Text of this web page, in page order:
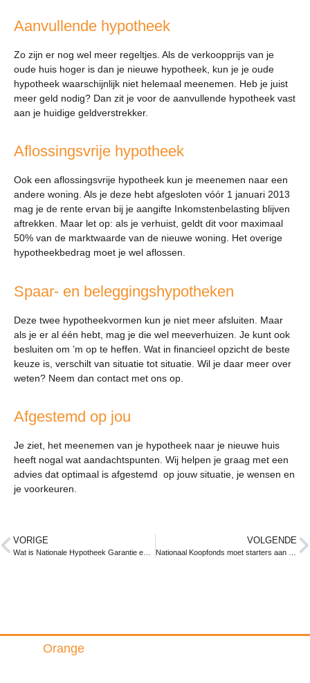
Aanvullende hypotheek
Zo zijn er nog wel meer regeltjes. Als de verkoopprijs van je
oude huis hoger is dan je nieuwe hypotheek, kun je je oude
hypotheek waarschijnlijk niet helemaal meenemen. Heb je juist
meer geld nodig? Dan zit je voor de aanvullende hypotheek vast
aan je huidige geldverstrekker.
Aflossingsvrije hypotheek
Ook een aflossingsvrije hypotheek kun je meenemen naar een
andere woning. Als je deze hebt afgesloten vóór 1 januari 2013
mag je de rente ervan bij je aangifte Inkomstenbelasting blijven
aftrekken. Maar let op: als je verhuist, geldt dit voor maximaal
50% van de marktwaarde van de nieuwe woning. Het overige
hypotheekbedrag moet je wel aflossen.
Spaar- en beleggingshypotheken
Deze twee hypotheekvormen kun je niet meer afsluiten. Maar
als je er al één hebt, mag je die wel meeverhuizen. Je kunt ook
besluiten om ’m op te heffen. Wat in financieel opzicht de beste
keuze is, verschilt van situatie tot situatie. Wil je daar meer over
weten? Neem dan contact met ons op.
Afgestemd op jou
Je ziet, het meenemen van je hypotheek naar je nieuwe huis
heeft nogal wat aandachtspunten. Wij helpen je graag met een
advies dat optimaal is afgestemd op jouw situatie, je wensen en
je voorkeuren.
VORIGE
Wat is Nationale Hypotheek Garantie en wat zijn de voordelen?
VOLGENDE
Nationaal Koopfonds moet starters aan nieuwbouwwoning helpen
Orange